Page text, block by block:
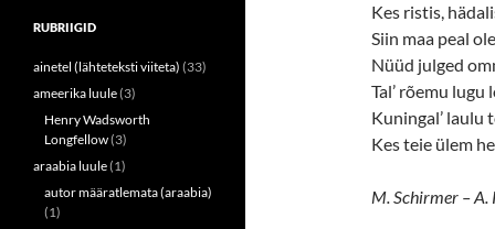
Kes ristis,
Siin maa peal
Nüüd julged
Tal’ rõemu lugu
Kuningal’ laulu
Kes teie ülem
M. Schirmer –A.
RUBRIIGID
ainetel (lähteteksti viiteta) (33)
ameerika luule(3)
Henry Wadsworth
Longfellow(3)
araabia luule(1)
autor määratlemata (araabia)
(1)